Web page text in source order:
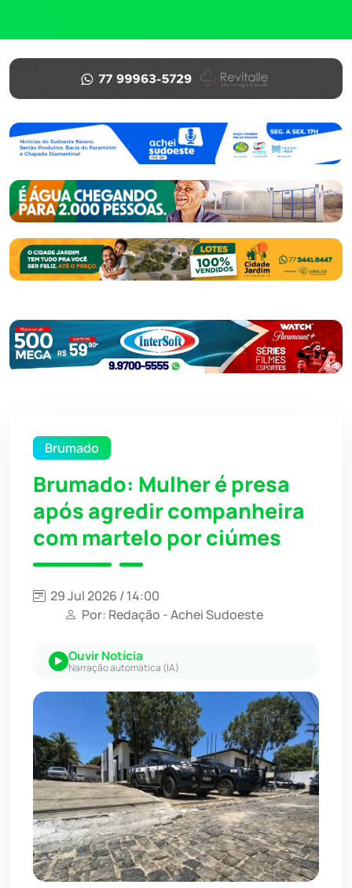
Brumado
Brumado: Mulher é presa
após agredir companheira
com martelo por ciúmes
29 Jul 2026 / 14:00
Por: Redação - Achei Sudoeste
Ouvir Notícia
Narração automática (IA)